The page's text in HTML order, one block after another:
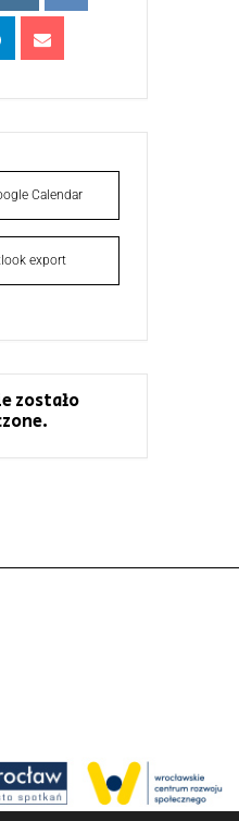
Calendar
export
zostało